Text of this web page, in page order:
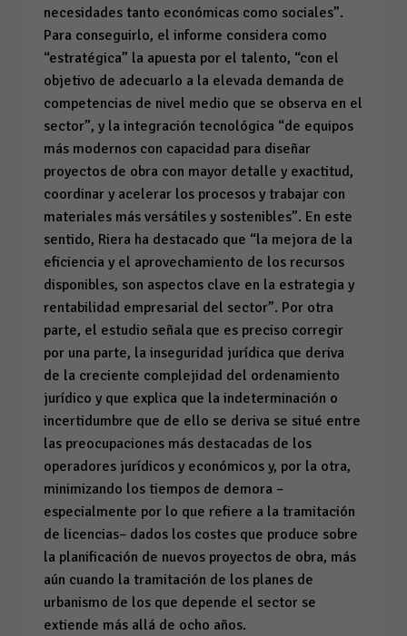
necesidades tanto económicas como sociales”.
Para conseguirlo, el informe considera como
“estratégica” la apuesta por el talento, “con el
objetivo de adecuarlo a la elevada demanda de
competencias de nivel medio que se observa en el
sector”, y la integración tecnológica “de equipos
más modernos con capacidad para diseñar
proyectos de obra con mayor detalle y exactitud,
coordinar y acelerar los procesos y trabajar con
materiales más versátiles y sostenibles”. En este
sentido, Riera ha destacado que “la mejora de la
eficiencia y el aprovechamiento de los recursos
disponibles, son aspectos clave en la estrategia y
rentabilidad empresarial del sector”. Por otra
parte, el estudio señala que es preciso corregir
por una parte, la inseguridad jurídica que deriva
de la creciente complejidad del ordenamiento
jurídico y que explica que la indeterminación o
incertidumbre que de ello se deriva se situé entre
las preocupaciones más destacadas de los
operadores jurídicos y económicos y, por la otra,
minimizando los tiempos de demora –
especialmente por lo que refiere a la tramitación
de licencias– dados los costes que produce sobre
la planificación de nuevos proyectos de obra, más
aún cuando la tramitación de los planes de
urbanismo de los que depende el sector se
extiende más allá de ocho años.